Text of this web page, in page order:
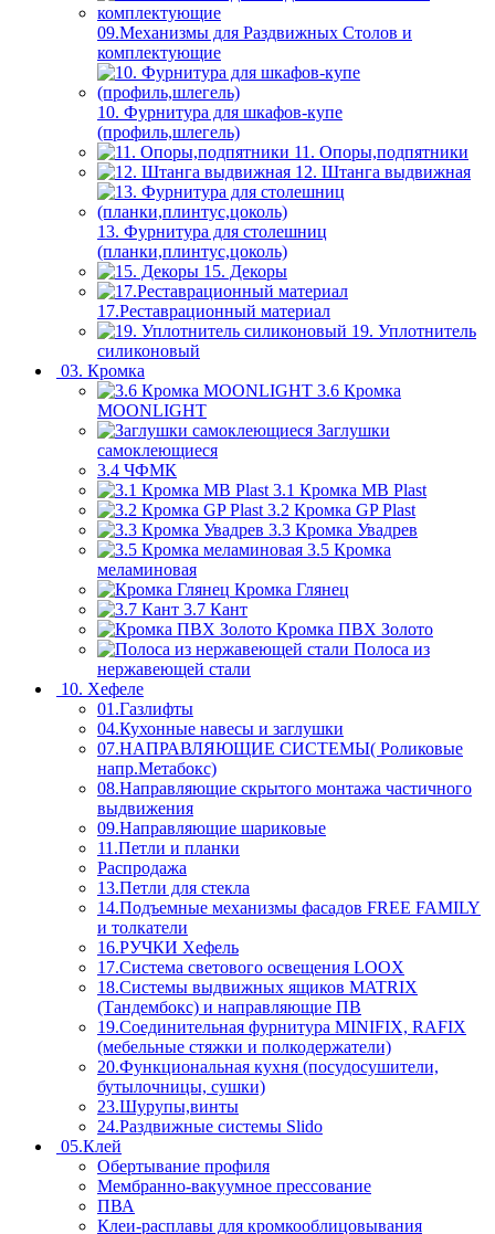
09.Механизмы для Раздвижных Столов и
комплектующие
10. Фурнитура для шкафов-купе
(профиль,шлегель)
11. Опоры,подпятники
12. Штанга выдвижная
13. Фурнитура для столешниц
(планки,плинтус,цоколь)
15. Декоры
17.Реставрационный материал
19. Уплотнитель
силиконовый
03. Кромка
3.6 Кромка
MOONLIGHT
Заглушки
самоклеющиеся
3.4 ЧФМК
3.1 Кромка MB Plast
3.2 Кромка GP Plast
3.3 Кромка Увадрев
3.5 Кромка
меламиновая
Кромка Глянец
3.7 Кант
Кромка ПВХ Золото
Полоса из
нержавеющей стали
10. Хефеле
01.Газлифты
04.Кухонные навесы и заглушки
07.НАПРАВЛЯЮЩИЕ СИСТЕМЫ( Роликовые
напр.Метабокс)
08.Направляющие скрытого монтажа частичного
выдвижения
09.Направляющие шариковые
11.Петли и планки
Распродажа
13.Петли для стекла
14.Подъемные механизмы фасадов FREE FAMILY
и толкатели
16.РУЧКИ Хефель
17.Система светового освещения LOOX
18.Системы выдвижных ящиков MATRIX
(Тандембокс) и направляющие ПВ
19.Соединительная фурнитура MINIFIX, RAFIX
(мебельные стяжки и полкодержатели)
20.Функциональная кухня (посудосушители,
бутылочницы, сушки)
23.Шурупы,винты
24.Раздвижные системы Slido
05.Клей
Обертывание профиля
Мембранно-вакуумное прессование
ПВА
Клеи-расплавы для кромкооблицовывания